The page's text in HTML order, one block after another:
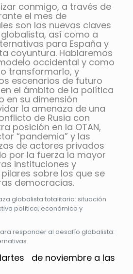
conmigo, a través de
el mes de
son las nuevas claves
así como a
para España y
coyuntura. Hablaremos
occidental y como
transformarlo, y
escenarios de futuro
el ámbito de la política
en su dimensión
la amenaza de una
de Rusia con
posición en la OTAN,
“pandemia” y las
de actores privados
por la fuerza la mayor
instituciones y
sobre los que se
democracias.
globalista totalitaria: situación
política, económica y
responder al desafío globalista:
de noviembre a las